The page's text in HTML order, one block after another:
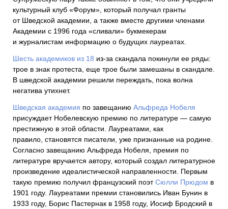
культурный клуб «Форум», который получал гранты
от Шведской академии, а также вместе другими членами
Академии с 1996 года «сливали» букмекерам
и журналистам информацию о будущих лауреатах.
Шесть академиков из 18 из-за скандала покинули ее ряды:
трое в знак протеста, еще трое были замешаны в скандале.
В шведской академии решили переждать, пока волна
негатива утихнет.
Шведская академия по завещанию Альфреда Нобеля
присуждает Нобелевскую премию по литературе — самую
престижную в этой области. Лауреатами, как
правило, становятся писатели, уже признанные на родине.
Согласно завещанию Альфреда Нобеля, премия по
литературе вручается автору, который создал литературное
произведение идеалистической направленности. Первым
такую премию получил французский поэтСюлли Прюдом в
1901 году. Лауреатами премии становились Иван Бунин в
1933 году, Борис Пастернак в 1958 году, Иосиф Бродский в